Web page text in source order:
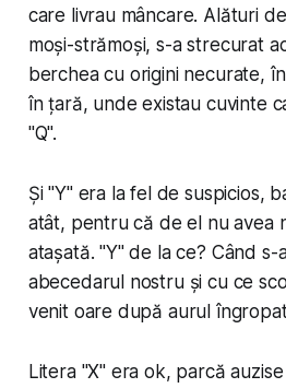
care livrau mâncare. Alături
moși-strămoși, s-a strecurat
berchea cu origini necurate,
în țară, unde existau cuvinte
"Q".
Și "Y" era la fel de suspicios,
atât, pentru că de el nu avea
atașată. "Y" de la ce? Când
abecedarul nostru și cu ce
venit oare după aurul
Litera "X" era ok, parcă